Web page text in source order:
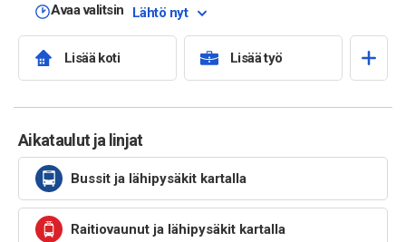
Avaa valitsin
Lähtö nyt
Lisää koti Lisää työ
Aikataulut ja linjat
Bussit ja lähipysäkit kartalla
Raitiovaunut ja lähipysäkit kartalla